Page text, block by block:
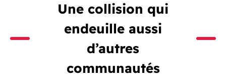
Une collision qui
endeuille aussi
d’autres
communautés